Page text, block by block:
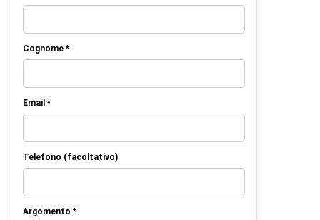
Cognome *
Email *
Telefono (facoltativo)
Argomento *